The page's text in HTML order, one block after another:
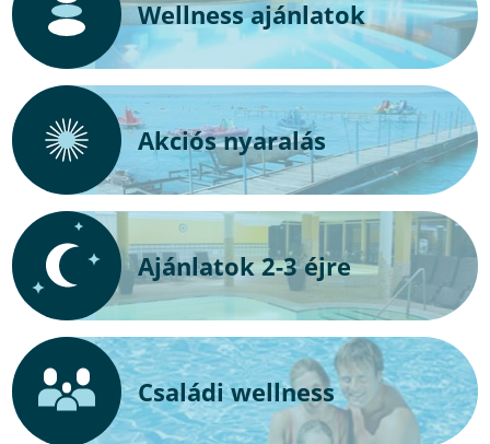
Wellness ajánlatok
Akciós nyaralás
Ajánlatok 2-3 éjre
Családi wellness